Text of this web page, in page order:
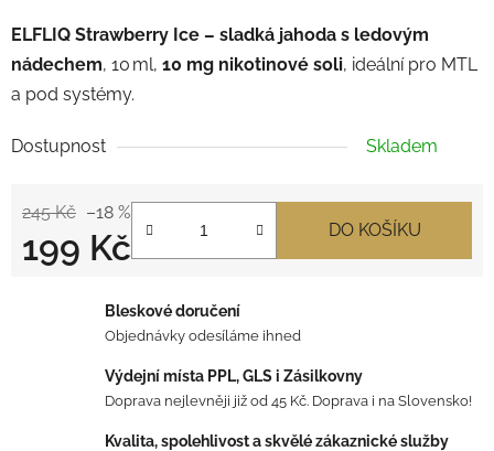
ELFLIQ Strawberry Ice – sladká jahoda s ledovým
nádechem, 10 ml, 10 mg nikotinové soli, ideální pro MTL
a pod systémy.
Dostupnost Skladem
245 Kč –18 %
199 Kč DO KOŠÍKU
Bleskové doručení
Objednávky odesíláme ihned
Výdejní místa PPL, GLS i Zásilkovny
Doprava nejlevněji již od 45 Kč. Doprava i na Slovensko!
Kvalita, spolehlivost a skvělé zákaznické služby